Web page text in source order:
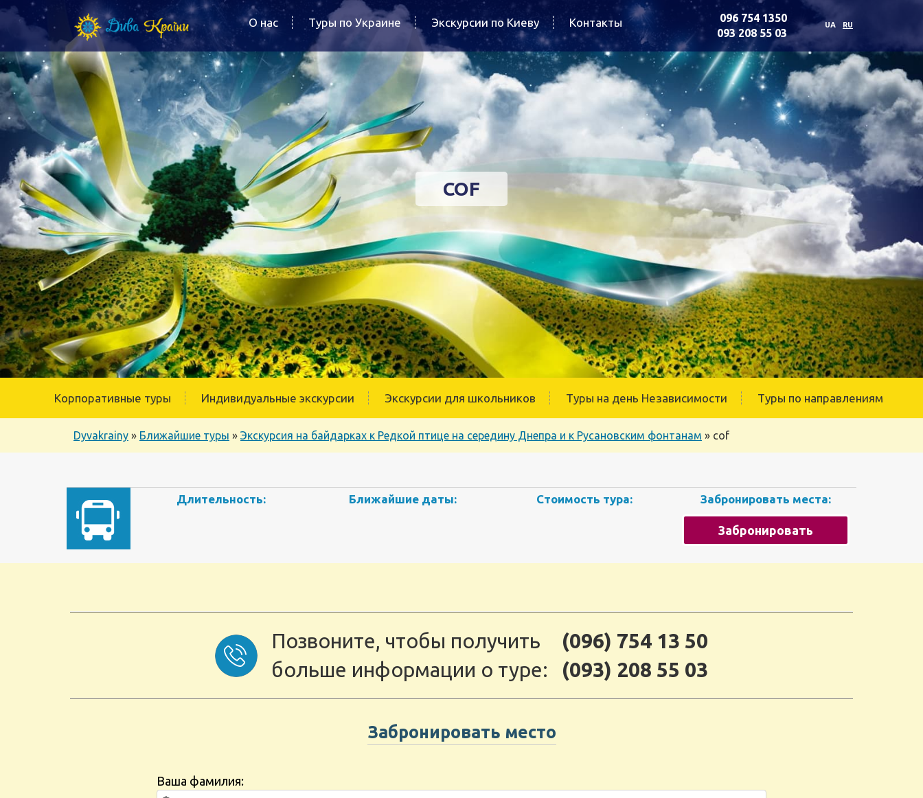
О нас Туры по Украине Экскурсии по Киеву Контакты
096 754 1350
093 208 55 03
UA RU
COF
Корпоративные туры Индивидуальные экскурсии Экскурсии для школьников Туры на день Независимости Туры по направлениям
Dyvakrainy » Ближайшие туры » Экскурсия на байдарках к Редкой птице на середину Днепра и к Русановским фонтанам » cof
Длительность: Ближайшие даты: Стоимость тура: Забронировать места:
Забронировать
Позвоните, чтобы получить
больше информации о туре:
(096) 754 13 50
(093) 208 55 03
Забронировать место
Ваша фамилия: